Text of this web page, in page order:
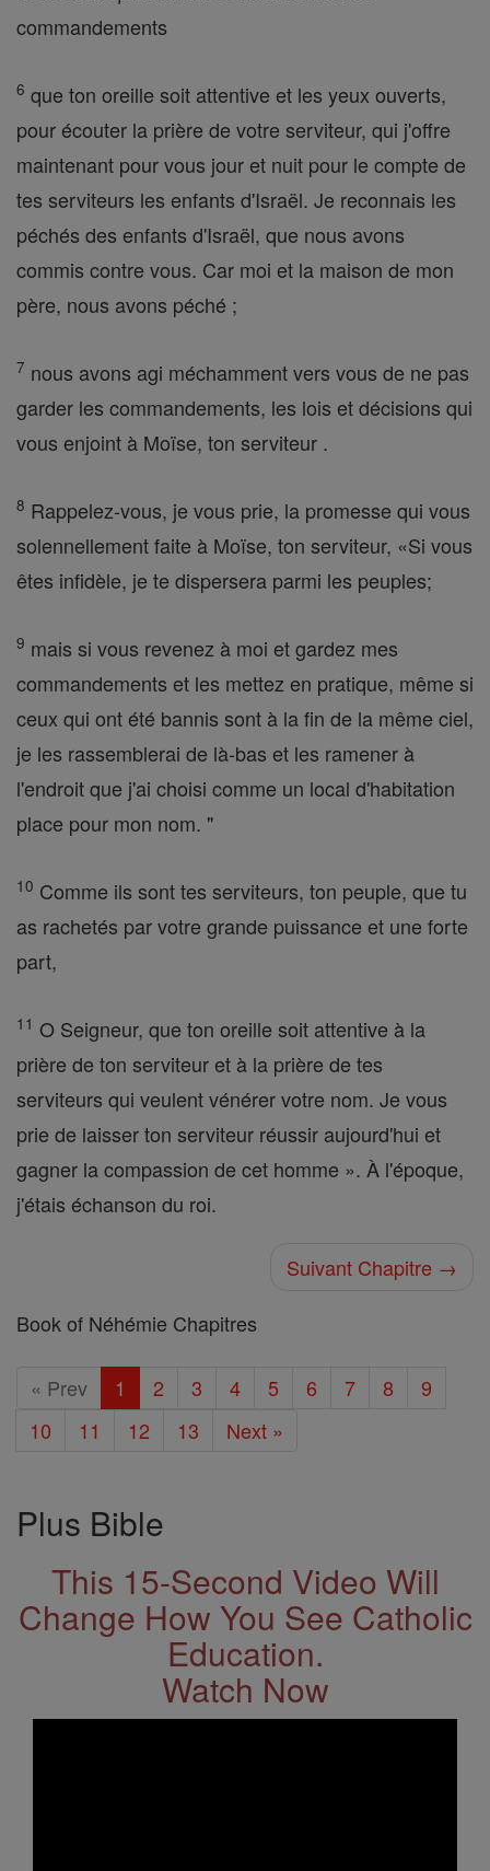
commandements
6 que ton oreille soit attentive et les yeux ouverts,
pour écouter la prière de votre serviteur, qui j'offre
maintenant pour vous jour et nuit pour le compte de
tes serviteurs les enfants d'Israël. Je reconnais les
péchés des enfants d'Israël, que nous avons
commis contre vous. Car moi et la maison de mon
père, nous avons péché ;
7 nous avons agi méchamment vers vous de ne pas
garder les commandements, les lois et décisions qui
vous enjoint à Moïse, ton serviteur .
8 Rappelez-vous, je vous prie, la promesse qui vous
solennellement faite à Moïse, ton serviteur, «Si vous
êtes infidèle, je te dispersera parmi les peuples;
9 mais si vous revenez à moi et gardez mes
commandements et les mettez en pratique, même si
ceux qui ont été bannis sont à la fin de la même ciel,
je les rassemblerai de là-bas et les ramener à
l'endroit que j'ai choisi comme un local d'habitation
place pour mon nom. "
10 Comme ils sont tes serviteurs, ton peuple, que tu
as rachetés par votre grande puissance et une forte
part,
11 O Seigneur, que ton oreille soit attentive à la
prière de ton serviteur et à la prière de tes
serviteurs qui veulent vénérer votre nom. Je vous
prie de laisser ton serviteur réussir aujourd'hui et
gagner la compassion de cet homme ». À l'époque,
j'étais échanson du roi.
Suivant Chapitre →
Book of Néhémie Chapitres
« Prev 1 2 3 4 5 6 7 8
9
10
11 12 13 Next »
Plus Bible
This 15-Second Video Will
Change How You See Catholic
Education.
Watch Now